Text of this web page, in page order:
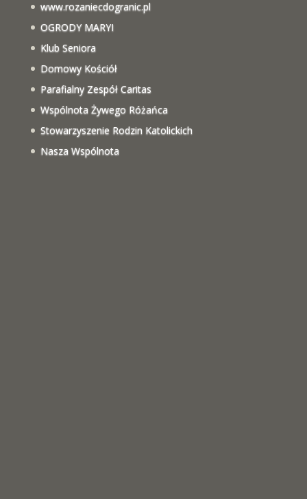
www.rozaniecdogranic.pl
OGRODY MARYI
Klub Seniora
Domowy Kościół
Parafialny Zespół Caritas
Wspólnota Żywego Różańca
Stowarzyszenie Rodzin Katolickich
Nasza Wspólnota